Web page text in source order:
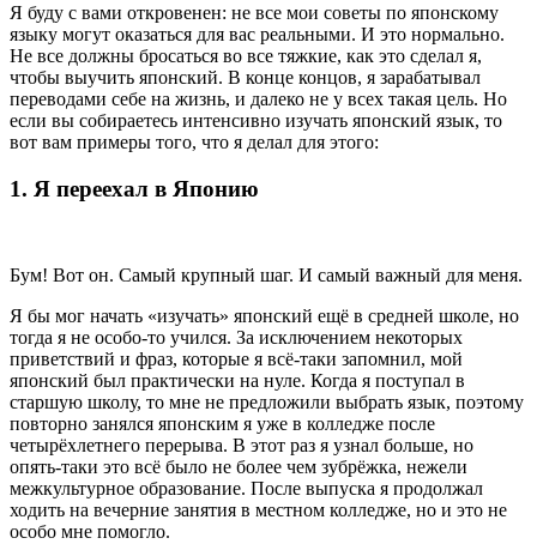
Я буду с вами откровенен: не все мои советы по японскому
языку могут оказаться для вас реальными. И это нормально.
Не все должны бросаться во все тяжкие, как это сделал я,
чтобы выучить японский. В конце концов, я зарабатывал
переводами себе на жизнь, и далеко не у всех такая цель. Но
если вы собираетесь интенсивно изучать японский язык, то
вот вам примеры того, что я делал для этого:
1. Я переехал в Японию
Бум! Вот он. Самый крупный шаг. И самый важный для меня.
Я бы мог начать «изучать» японский ещё в средней школе, но
тогда я не особо-то учился. За исключением некоторых
приветствий и фраз, которые я всё-таки запомнил, мой
японский был практически на нуле. Когда я поступал в
старшую школу, то мне не предложили выбрать язык, поэтому
повторно занялся японским я уже в колледже после
четырёхлетнего перерыва. В этот раз я узнал больше, но
опять-таки это всё было не более чем зубрёжка, нежели
межкультурное образование. После выпуска я продолжал
ходить на вечерние занятия в местном колледже, но и это не
особо мне помогло.